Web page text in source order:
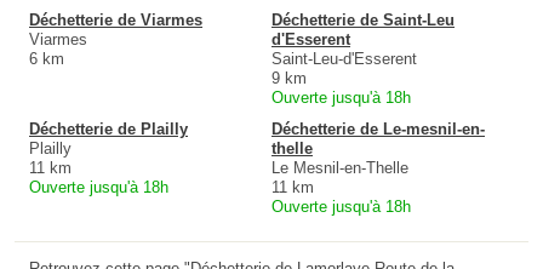
Déchetterie de Viarmes
Viarmes
6 km
Déchetterie de Saint-Leu
d'Esserent
Saint-Leu-d'Esserent
9 km
Ouverte jusqu'à 18h
Déchetterie de Plailly
Plailly
11 km
Ouverte jusqu'à 18h
Déchetterie de Le-mesnil-en-
thelle
Le Mesnil-en-Thelle
11 km
Ouverte jusqu'à 18h